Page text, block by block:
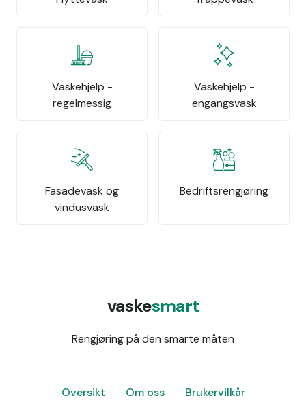
Vaskehjelp -
regelmessig
Vaskehjelp -
engangsvask
Fasadevask og
vindusvask
Bedriftsrengjøring
vaskesmart
Rengjøring på den smarte måten
Oversikt Om oss Brukervilkår